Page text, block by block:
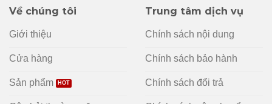
Về chúng tôi
Giới thiệu
Cửa hàng
Sản phẩm
Trung tâm dịch vụ
Chính sách nội dung
Chính sách bảo hành
Chính sách đổi trả